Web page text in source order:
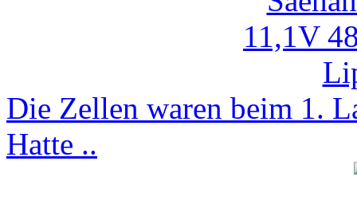
Die Zellen waren beim 1.
Hatte ..